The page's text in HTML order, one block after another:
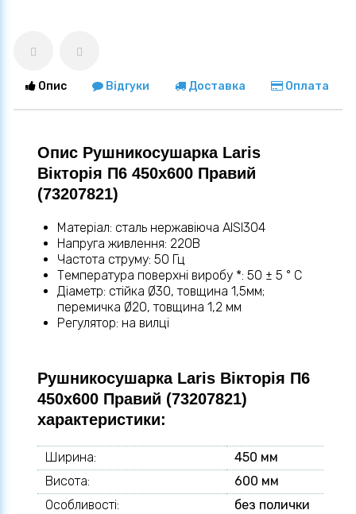
Опис Відгуки Доставка Оплата
Опис Рушникосушарка Laris
Вікторія П6 450х600 Правий
(73207821)
Матеріал: сталь нержавіюча AISI304
Напруга живлення: 220В
Частота струму: 50 Гц
Температура поверхні виробу *: 50 ± 5 ° C
Діаметр: стійка Ø30, товщина 1,5мм;
перемичка Ø20, товщина 1,2 мм
Регулятор: на вилці
Рушникосушарка Laris Вікторія П6
450х600 Правий (73207821)
характеристики:
Ширина:
450 мм
Висота:
600 мм
Особливості:
без полички